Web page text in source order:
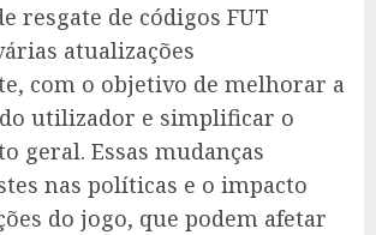
resgate de códigos FUT
atualizações
com o objetivo de melhorar a
utilizador e simplificar o
geral. Essas mudanças
nas políticas e o impacto
do jogo, que podem afetar